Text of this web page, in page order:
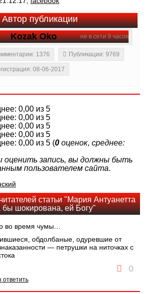
Автор публикации
не в сети 9 часов
Kozak Oko
1376
Публикации: 9769
08-06-2017
(0 оценок, среднее:
оценить запись, вы должны быть
пользователем сайта.
статьи "Мария Антуанетта
шокирована, ей Богу"
во время чумы…
обдолбаные, одуревшие от
— петрушки на ниточках с
0
ответить